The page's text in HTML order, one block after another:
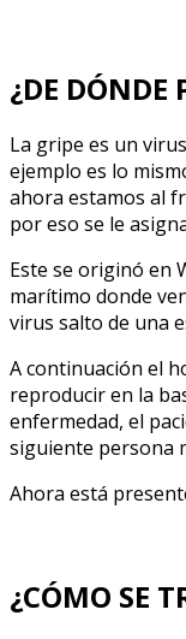
¿DE DÓNDE
La gripe es un
ejemplo es lo
ahora estamos al
por eso se le
Este se originó en
marítimo donde
virus salto de una
A continuación el
reproducir en la
enfermedad, el
siguiente persona
Ahora está
¿CÓMO SE